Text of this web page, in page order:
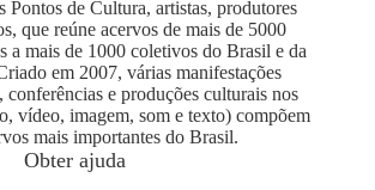
Pontos de Cultura, artistas, produtores
que reúne acervos de mais de 5000
a mais de 1000 coletivos do Brasil e da
em 2007, várias manifestações
conferências e produções culturais nos
vídeo, imagem, som e texto) compõem
mais importantes do Brasil.
Obter ajuda